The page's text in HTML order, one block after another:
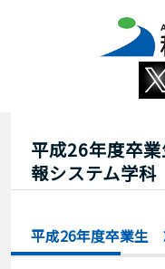
平成26年度卒
報システム学科
平成26年度卒業生